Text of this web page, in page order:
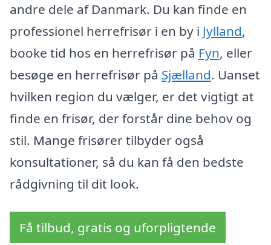
andre dele af Danmark. Du kan finde en
professionel herrefrisør i en by i Jylland,
booke tid hos en herrefrisør på Fyn, eller
besøge en herrefrisør på Sjælland. Uanset
hvilken region du vælger, er det vigtigt at
finde en frisør, der forstår dine behov og
stil. Mange frisører tilbyder også
konsultationer, så du kan få den bedste
rådgivning til dit look.
Få tilbud, gratis og uforpligtende